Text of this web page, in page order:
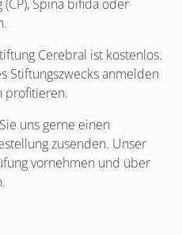
Spina bifida oder
Cerebral ist kostenlos.
Stiftungszwecks anmelden
profitieren.
uns gerne einen
zusenden. Unser
vornehmen und über